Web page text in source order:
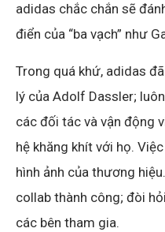
adidas chắc chắn sẽ
điển của “ba vạch” như
Trong quá khứ, adidas
lý của Adolf Dassler;
các đối tác và vận động
hệ khăng khít với họ.
hình ảnh của thương
collab thành công; đòi
các bên tham gia.